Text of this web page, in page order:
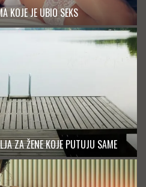
KOJE JE UBIO SEKS
ZA ŽENE KOJE PUTUJU SAME